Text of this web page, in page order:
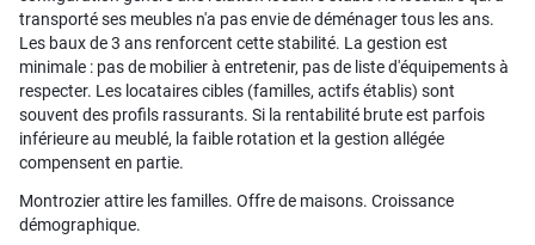
transporté ses meubles n'a pas envie de déménager tous les ans.
Les baux de 3 ans renforcent cette stabilité. La gestion est
minimale : pas de mobilier à entretenir, pas de liste d'équipements à
respecter. Les locataires cibles (familles, actifs établis) sont
souvent des profils rassurants. Si la rentabilité brute est parfois
inférieure au meublé, la faible rotation et la gestion allégée
compensent en partie.
Montrozier attire les familles. Offre de maisons. Croissance
démographique.